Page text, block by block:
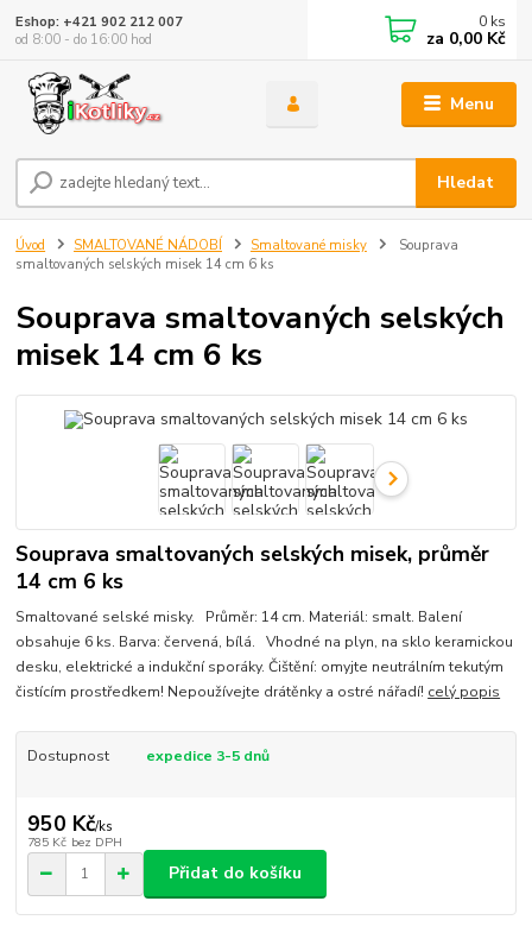
Menu
Hledat
Eshop: +421 902 212 007
od 8:00 - do 16:00 hod
0 ks
za 0,00 Kč
Úvod SMALTOVANÉ NÁDOBÍ Smaltované misky
Souprava
smaltovaných selských misek 14 cm 6 ks
Souprava smaltovaných selských
misek 14 cm 6 ks
Souprava smaltovaných selských misek, průměr
14 cm 6 ks
Smaltované selské misky. Průměr: 14 cm. Materiál: smalt. Balení
obsahuje 6 ks. Barva: červená, bílá. Vhodné na plyn, na sklo keramickou
desku, elektrické a indukční sporáky. Čištění: omyjte neutrálním tekutým
čistícím prostředkem! Nepoužívejte drátěnky a ostré nářadí! celý popis
Dostupnost expedice 3-5 dnů
950 Kč/ks
785 Kč bez DPH
Přidat do košíku